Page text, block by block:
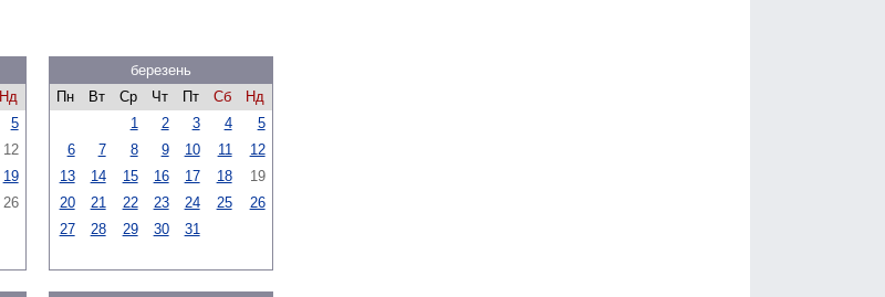
Нд
5
12
19
26
березень
Пн
Вт Ср Чт Пт Сб
Нд
1
2 3 4
5
6
7 8 9 10 11
12
13
14 15 16 17 18
19
20
21 22 23 24 25
26
27
28 29 30 31